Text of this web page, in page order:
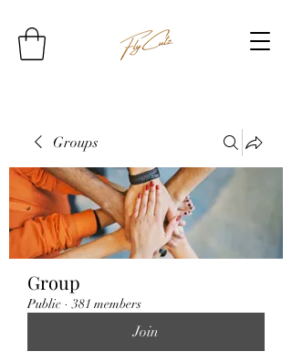
Groups
Group
Public · 381 members
Join